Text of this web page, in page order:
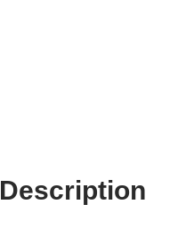
Description